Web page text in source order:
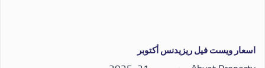
اسعار ويست فيل ريزيدنس أكتوبر